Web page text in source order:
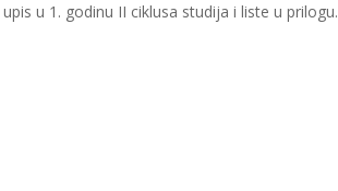
u 1. godinu II ciklusa studija i liste u prilogu.